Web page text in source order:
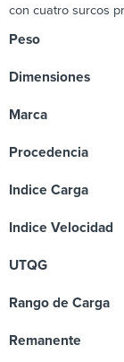
con cuatro surcos
Peso
Dimensiones
Marca
Procedencia
Indice Carga
Indice Velocidad
UTQG
Rango de Carga
Remanente